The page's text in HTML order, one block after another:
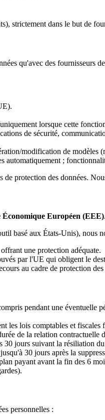
strictement dans le but de
qu'avec des
lorsque cette
de sécurité,
modification de modèles
automatiquement ;
protection des données.
Économique Européen (EEE).
basé aux États-Unis), nous
une protection adéquate.
par l'UE qui obligent le
au cadre de protection
pendant une éventuelle
les lois comptables et fiscales
de la relation
30 jours suivant la résiliation
30 jours après la
payant avant la fin des 6
personnelles :